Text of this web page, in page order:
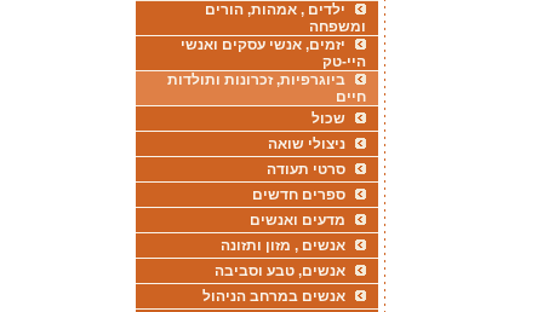
ילדים , אמהות, הורים
ומשפחה
יזמים, אנשי עסקים ואנשי
היי-טק
ביוגרפיות, זכרונות ותולדות
חיים
שכול
ניצולי שואה
סרטי תעודה
ספרים חדשים
מדעים ואנשים
אנשים , מזון ותזונה
אנשים, טבע וסביבה
אנשים במרחב הניהול